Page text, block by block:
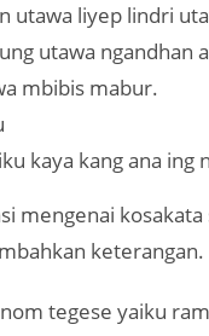
utawa liyep lindri
utawa ngandhan
mbibis mabur.
kaya kang ana ing
mengenai kosakata
keterangan.
tegese yaiku